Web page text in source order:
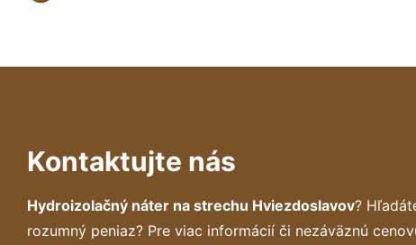
Kontaktujte nás
Hydroizolačný náter na strechu Hviezdoslavov?
rozumný peniaz? Pre viac informácií či nezáväznú